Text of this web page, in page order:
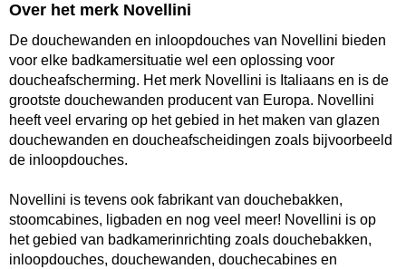
Over het merk Novellini
De douchewanden en inloopdouches van Novellini bieden
voor elke badkamersituatie wel een oplossing voor
doucheafscherming. Het merk Novellini is Italiaans en is de
grootste douchewanden producent van Europa. Novellini
heeft veel ervaring op het gebied in het maken van glazen
douchewanden en doucheafscheidingen zoals bijvoorbeeld
de inloopdouches.
Novellini is tevens ook fabrikant van douchebakken,
stoomcabines, ligbaden en nog veel meer! Novellini is op
het gebied van badkamerinrichting zoals douchebakken,
inloopdouches, douchewanden, douchecabines en